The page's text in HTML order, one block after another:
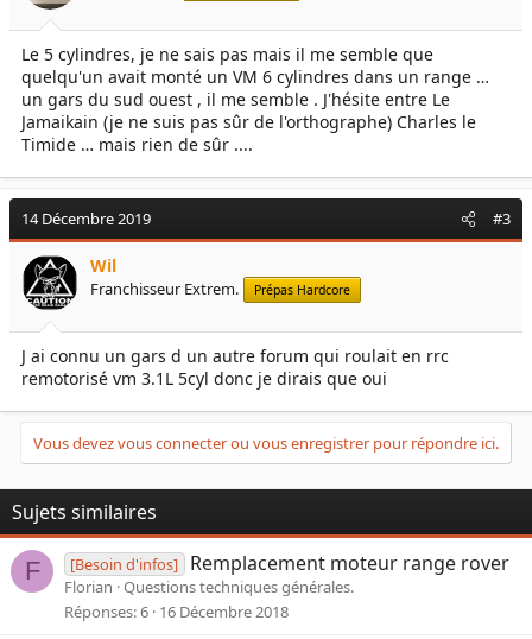
Le 5 cylindres, je ne sais pas mais il me semble que
quelqu'un avait monté un VM 6 cylindres dans un range …
un gars du sud ouest , il me semble . J'hésite entre Le
Jamaikain (je ne suis pas sûr de l'orthographe) Charles le
Timide … mais rien de sûr ....
14 Décembre 2019 #3
Wil
Franchisseur Extrem. Prépas Hardcore
J ai connu un gars d un autre forum qui roulait en rrc
remotorisé vm 3.1L 5cyl donc je dirais que oui
Vous devez vous connecter ou vous enregistrer pour répondre ici.
Sujets similaires
F [Besoin d'infos] Remplacement moteur range rover
Florian Questions techniques générales.
Réponses 6 16 Décembre 2018